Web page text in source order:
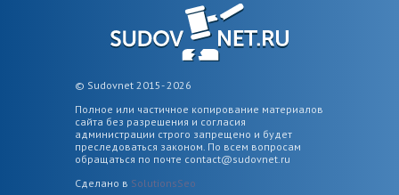
© Sudovnet 2015- 2026
Полное или частичное копирование материалов
сайта без разрешения и согласия
администрации строго запрещено и будет
преследоваться законом. По всем вопросам
обращаться по почте contact@sudovnet.ru
Сделано в SolutionsSeo